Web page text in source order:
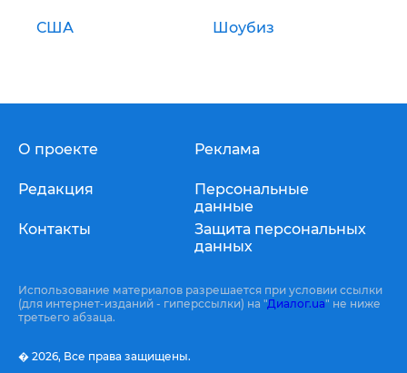
США Шоубиз
О проекте
Редакция
Контакты
Реклама
Персональные
данные
Защита персональных
данных
Использование материалов разрешается при условии ссылки
(для интернет-изданий - гиперссылки) на "Диалог.ua" не ниже
третьего абзаца.
� 2026, Все права защищены.